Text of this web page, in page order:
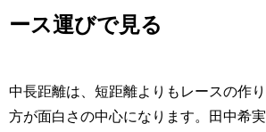
ース運びで見る
中長距離は、短距離よりもレースの作り
方が面白さの中心になります。田中希実